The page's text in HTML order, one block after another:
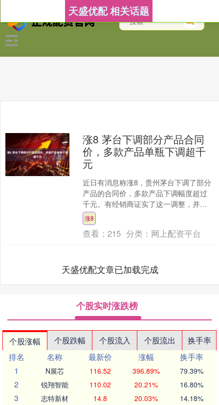
天盛优配 相关话题
涨8 茅台下调部分产品合同
价，多款产品单瓶下调超千
元
近日有消息称涨8，贵州茅台下调了部分
产品的合同价，多款产品下调幅度超过
千元。有经销商证实了这一调整，并表
示相关产品的市场价格也在持续回落。
在业内看来，此次调整也....
涨8
查看：215 分类： 网上配资平台
天盛优配文章已加载完成
个股实时涨跌榜
个股涨幅 个股跌幅 个股流入 个股流出
换手率
排名
名称 最新价 涨幅
换手率
1
N展芯 116.52 396.89% 79.39%
2 锐翔智能 110.02 20.21% 16.80%
3 志特新材 14.8 20.03% 14.18%